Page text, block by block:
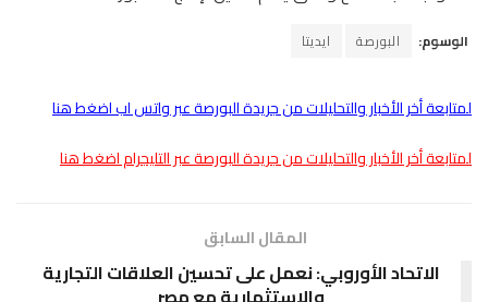
الوسوم: البورصة ايديتا
لمتابعة أخر الأخبار والتحليلات من جريدة البورصة عبر واتس اب اضغط هنا
لمتابعة أخر الأخبار والتحليلات من جريدة البورصة عبر التليجرام اضغط هنا
المقال السابق
الاتحاد الأوروبي: نعمل على تحسين العلاقات التجارية